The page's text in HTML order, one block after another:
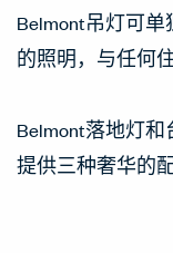
Belmont吊灯可
的照明，与任何
Belmont落地灯和
提供三种奢华的